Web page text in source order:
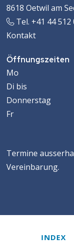
8618 Oetwil am
Tel. +41 44 512
Kontakt
Öffnungszeiten
Öffnungszeiten
WOCHENTAG
Mo
Di bis
Donnerstag
Fr
Termine
Vereinbarung.
ServicesINDEX